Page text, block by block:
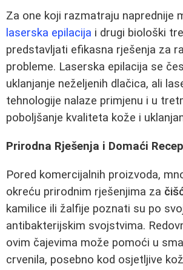
Za one koji razmatraju naprednije
laserska epilacija i drugi biološki
predstavljati efikasna rješenja za
probleme. Laserska epilacija se
uklanjanje neželjenih dlačica, ali
tehnologije nalaze primjenu i u
poboljšanje kvaliteta kože i
Prirodna Rješenja i Domaći
Pored komercijalnih proizvoda,
okreću prirodnim rješenjima za
kamilice ili žalfije poznati su po
antibakterijskim svojstvima.
ovim čajevima može pomoći u
crvenila, posebno kod osjetljive